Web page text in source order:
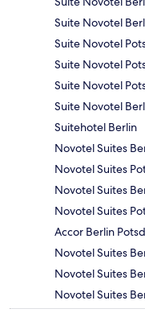
Suite Novotel
Suite Novotel
Suite Novotel
Suite Novotel
Suite Novotel
Suitehotel Berlin
Novotel Suites
Novotel Suites
Novotel Suites
Novotel Suites
Accor Berlin
Novotel Suites
Novotel Suites
Novotel Suites